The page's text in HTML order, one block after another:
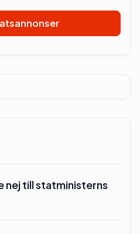
nej till statministerns